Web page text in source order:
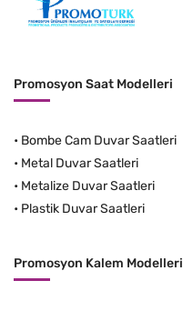
Promosyon Saat Modelleri
• Bombe Cam Duvar Saatleri
• Metal Duvar Saatleri
• Metalize Duvar Saatleri
• Plastik Duvar Saatleri
Promosyon Kalem Modelleri